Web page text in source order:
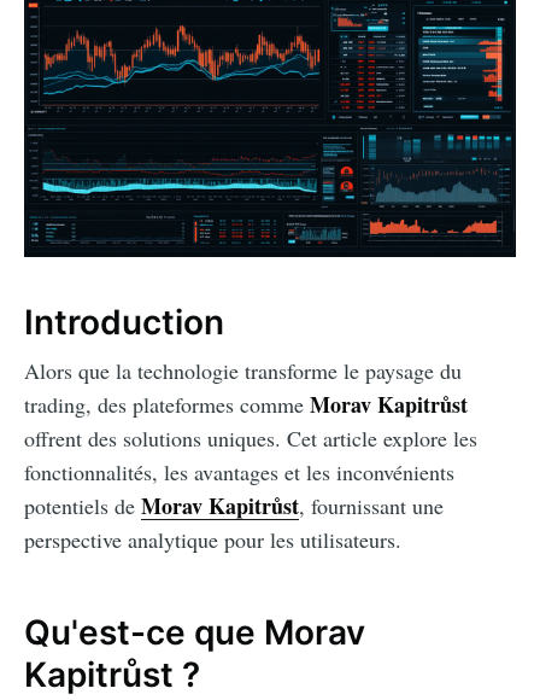
Introduction
Alors que la technologie transforme le paysage du
trading, des plateformes comme Morav Kapitrůst
offrent des solutions uniques. Cet article explore les
fonctionnalités, les avantages et les inconvénients
potentiels de Morav Kapitrůst, fournissant une
perspective analytique pour les utilisateurs.
Qu'est-ce que Morav
Kapitrůst ?